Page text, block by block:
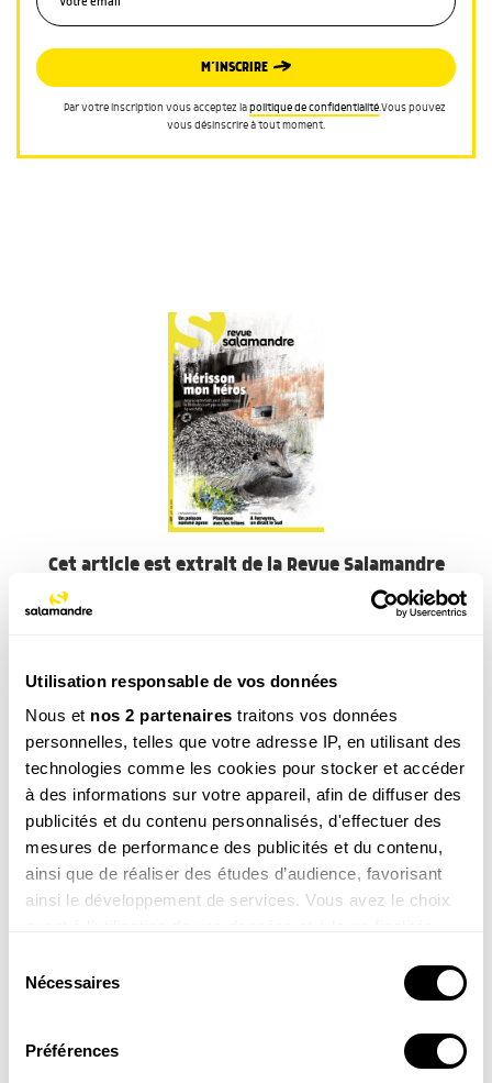
Utilisation responsable de vos données
Nous et nos 2 partenaires traitons vos données
personnelles, telles que votre adresse IP, en utilisant des
technologies comme les cookies pour stocker et accéder
à des informations sur votre appareil, afin de diffuser des
publicités et du contenu personnalisés, d'effectuer des
mesures de performance des publicités et du contenu,
ainsi que de réaliser des études d’audience, favorisant
ainsi le développement de services. Vous avez le choix
tout moment en consultant la Déclaration relative aux
cookies ou en cliquant sur l'icône de confidentialité.
Si vous le permettez, nous aimerions également :
Nécessaires
Préférences
M’INSCRIRE
Par votre inscription vous acceptez la politique de confidentialité.Vous pouvez
vous désinscrire à tout moment.
Cet article est extrait de la Revue Salamandre
n° 257 , article initialement paru sous le titre"Chat
VOIR LE SOMMAIRE
REVUE EN LIGNE
JE M’ABONNE
A partir de 39€ / an
CATÉGORIE
TAGS